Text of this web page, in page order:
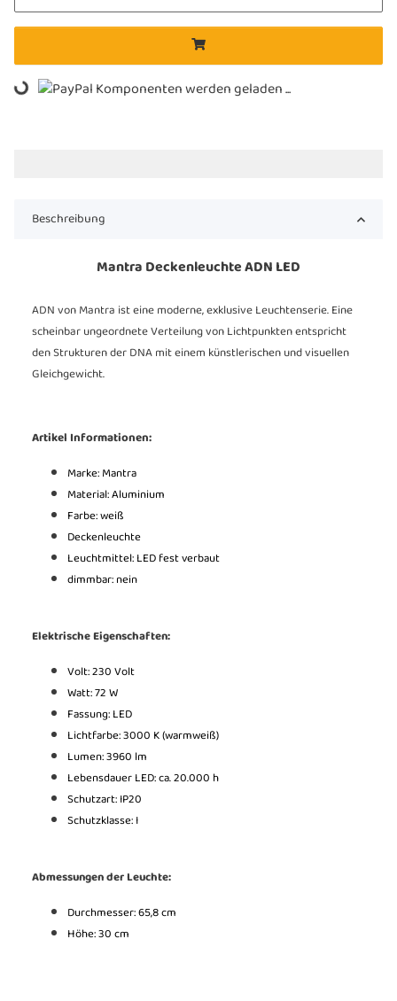
Loading... Komponenten werden geladen ...
Beschreibung
Mantra Deckenleuchte ADN LED
ADN von Mantra ist eine moderne, exklusive Leuchtenserie. Eine
scheinbar ungeordnete Verteilung von Lichtpunkten entspricht
den Strukturen der DNA mit einem künstlerischen und visuellen
Gleichgewicht.
Artikel Informationen:
Marke: Mantra
Material: Aluminium
Farbe: weiß
Deckenleuchte
Leuchtmittel: LED fest verbaut
dimmbar: nein
Elektrische Eigenschaften:
Volt: 230 Volt
Watt: 72 W
Fassung: LED
Lichtfarbe: 3000 K (warmweiß)
Lumen: 3960 lm
Lebensdauer LED: ca. 20.000 h
Schutzart: IP20
Schutzklasse: I
Abmessungen der Leuchte:
Durchmesser: 65,8 cm
Höhe: 30 cm